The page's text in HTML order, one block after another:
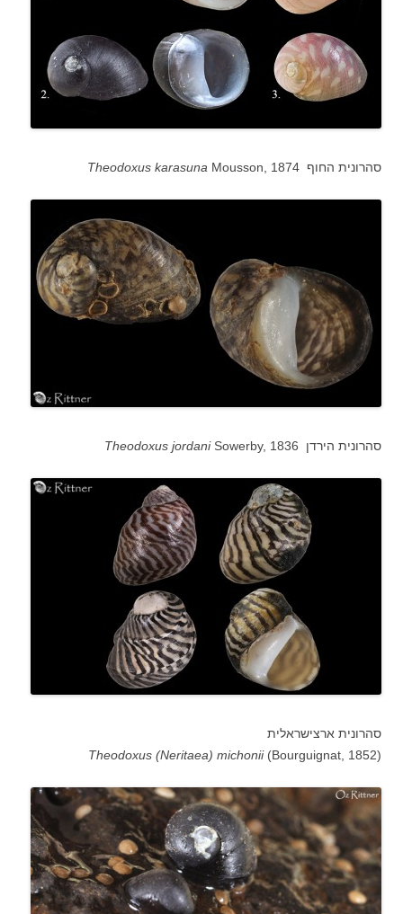
סהרונית החוף Theodoxus karasuna Mousson, 1874
סהרונית הירדן Theodoxus jordaniSowerby, 1836
סהרונית ארצישראלית
(
Theodoxus (Neritaea) michonii(Bourguignat, 1852